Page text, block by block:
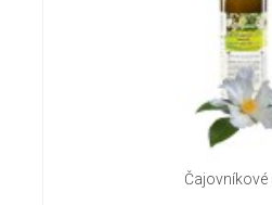
Čajovníkové